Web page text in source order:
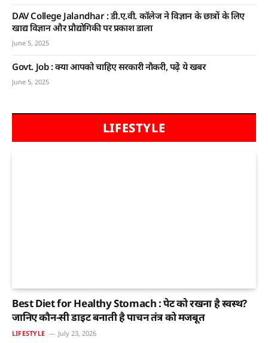
DAV College Jalandhar : डी.ए.वी. कॉलेज ने विज्ञान के छात्रों के लिए
खाद्य विज्ञान और प्रौद्योगिकी पर प्रकाश डाला
June 5, 2025
Govt. Job : क्या आपको चाहिए सरकारी नाैकरी, पढे़ं ये खबर
June 5, 2025
LIFESTYLE
Best Diet for Healthy Stomach : पेट को रखना है स्वस्थ?
जानिए कौन-सी डाइट बनाती है पाचन तंत्र को मजबूत
LIFESTYLE July 23, 2026